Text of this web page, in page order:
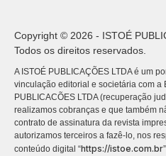
Copyright © 2026 - ISTOÉ
Todos os direitos reservados.
A ISTOÉ PUBLICAÇÕES LTDA é um
vinculação editorial e societária com a
PUBLICACÕES LTDA (recuperação
realizamos cobranças e que também
contrato de assinatura da revista
autorizamos terceiros a fazê-lo, nos
conteúdo digital “https://istoe.com.br